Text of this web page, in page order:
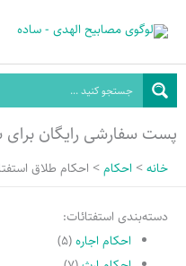
محتوا
پست سفارشی رایگان برای سفارشات
خانه احکام احکام طلاق استفتاء
دسته‌بندی استفتائات:
احکام اجاره(۵)